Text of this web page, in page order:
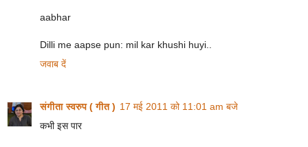
aabhar
Dilli me aapse pun: mil kar khushi huyi..
जवाब दें
संगीता स्वरुप ( गीत ) 17 मई 2011 को 11:01 am बजे
कभी इस पार